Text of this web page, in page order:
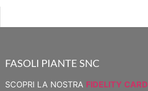
FASOLI PIANTE SNC
SCOPRI LA NOSTRA FIDELITY CARD